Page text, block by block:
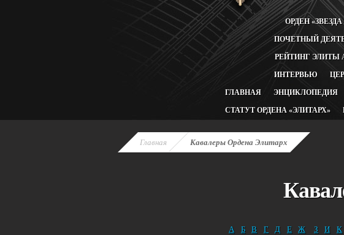
ОРДЕН
ПОЧЕТНЫЙ
РЕЙТИНГ ЭЛИТЫ
ИНТЕРВЬЮ
ГЛАВНАЯ ЭНЦИКЛОПЕДИЯ
СТАТУТ ОРДЕНА «ЭЛИТАРХ»
Главная Кавалеры Ордена Элитарх
А Б В Г Д Е Ж З И К